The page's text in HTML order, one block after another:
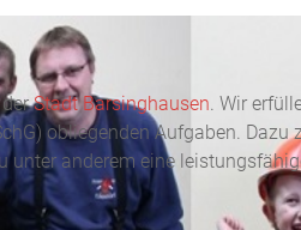
derStadt Barsinghausen. Wir
obliegenden Aufgaben.
anderem eine